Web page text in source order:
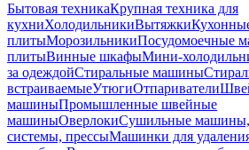
Бытовая техникаКрупная техника для
кухниХолодильникиВытяжки
плитыМорозильникиПосудомоечные
плитыВинные шкафыМини-
за одеждойСтиральные машины
встраиваемыеУтюгиОтпариватели
машиныПромышленные швейные
машиныОверлокиСушильные
системы, прессыМашинки для